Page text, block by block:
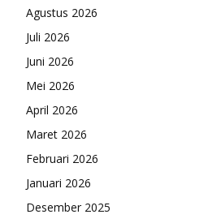
Agustus 2026
Juli 2026
Juni 2026
Mei 2026
April 2026
Maret 2026
Februari 2026
Januari 2026
Desember 2025